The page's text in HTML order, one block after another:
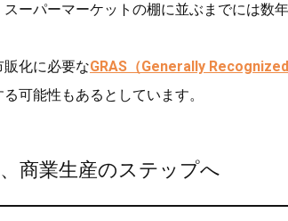
ーパーマーケットの棚に並ぶまでには数年
化に必要なGRAS（Generally
可能性もあるとしています。
商業生産のステップへ